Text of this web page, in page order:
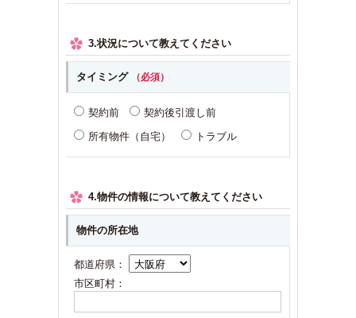
3.状況について教えてください
タイミング （必須）
契約前
契約後引渡し前
所有物件（自宅）
トラブル
4.物件の情報について教えてください
物件の所在地
都道府県：
市区町村：